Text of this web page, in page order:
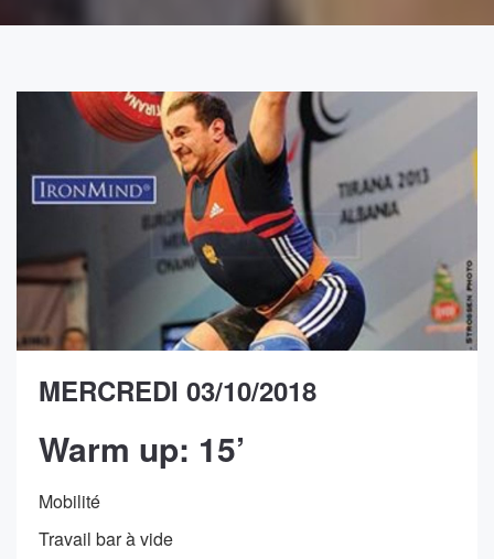
MERCREDI 03/10/2018
Warm up: 15’
Mobilité
Travail bar à vide